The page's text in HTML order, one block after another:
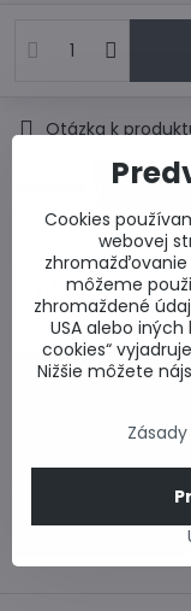
Otázka k
produkt
0917 969
Technické
0948 987
Cookies
webovej
môžeme
zhromaždené
USA alebo
cookies“
Nižšie môžete